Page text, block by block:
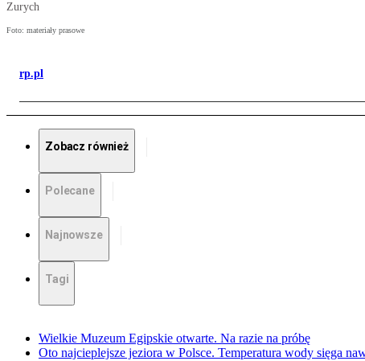
Zurych
Foto: materiały prasowe
rp.pl
Zobacz również
Polecane
Najnowsze
Tagi
Wielkie Muzeum Egipskie otwarte. Na razie na próbę
Oto najcieplejsze jeziora w Polsce. Temperatura wody sięga